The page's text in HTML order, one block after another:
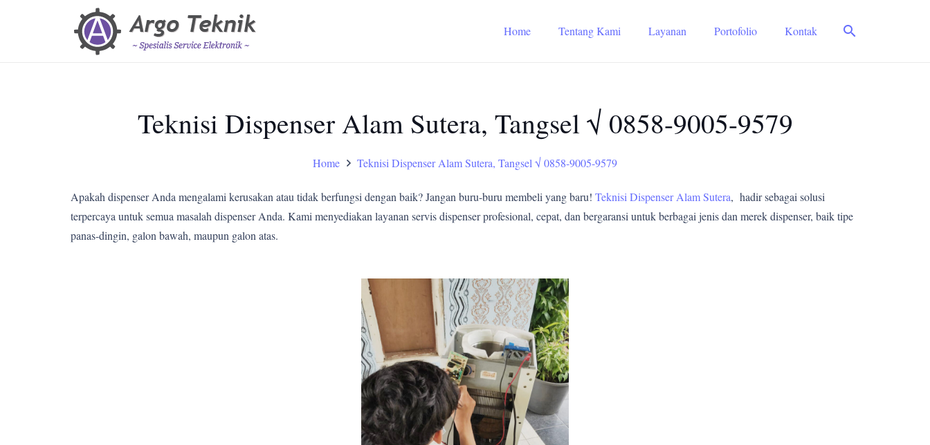
Home Tentang Kami Layanan Portofolio Kontak search
Teknisi Dispenser Alam Sutera, Tangsel √ 0858-9005-9579
Home Teknisi Dispenser Alam Sutera, Tangsel √ 0858-9005-9579
Apakah dispenser Anda mengalami kerusakan atau tidak berfungsi dengan baik? Jangan buru-buru membeli yang baru! Teknisi Dispenser Alam Sutera, hadir sebagai solusi
terpercaya untuk semua masalah dispenser Anda. Kami menyediakan layanan servis dispenser profesional, cepat, dan bergaransi untuk berbagai jenis dan merek dispenser, baik tipe
panas-dingin, galon bawah, maupun galon atas.